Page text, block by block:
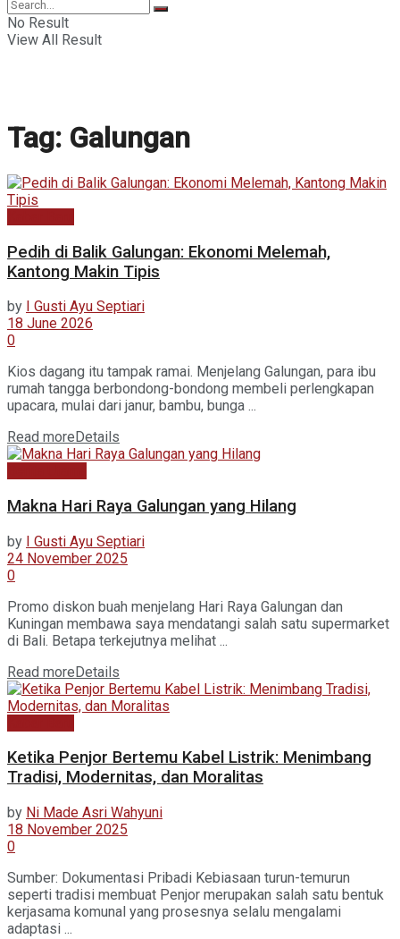
No Result
View All Result
Tag: Galungan
Pedih di Balik Galungan: Ekonomi Melemah,
Kantong Makin Tipis
by
I Gusti Ayu Septiari
18 June 2026
0
Kios dagang itu tampak ramai. Menjelang Galungan, para ibu
rumah tangga berbondong-bondong membeli perlengkapan
upacara, mulai dari janur, bambu, bunga ...
Read more Details
Makna Hari Raya Galungan yang Hilang
by I Gusti Ayu Septiari
24 November 2025
0
Promo diskon buah menjelang Hari Raya Galungan dan
Kuningan membawa saya mendatangi salah satu supermarket
di Bali. Betapa terkejutnya melihat ...
Read moreDetails
Ketika Penjor Bertemu Kabel Listrik: Menimbang
Tradisi, Modernitas, dan Moralitas
by Ni Made Asri Wahyuni
18 November 2025
0
Sumber: Dokumentasi Pribadi Kebiasaan turun-temurun
seperti tradisi membuat Penjor merupakan salah satu bentuk
kerjasama komunal yang prosesnya selalu mengalami
adaptasi ...